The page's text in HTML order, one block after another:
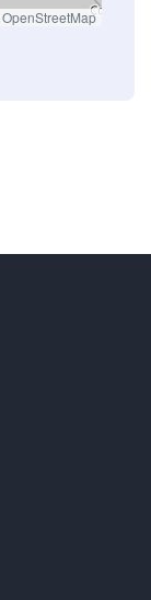
OpenStreetMap